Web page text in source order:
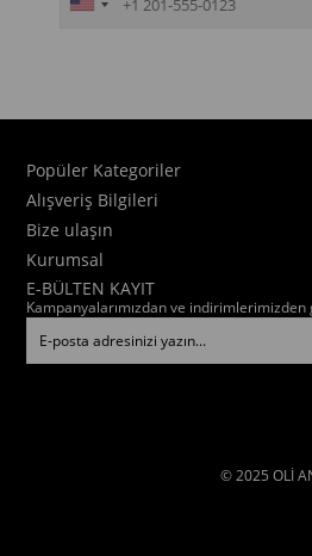
Popüler Kategoriler
Alışveriş Bilgileri
Bize ulaşın
Kurumsal
E-BÜLTEN KAYIT
Kampanyalarımızdan ve
© 2025 OLİ